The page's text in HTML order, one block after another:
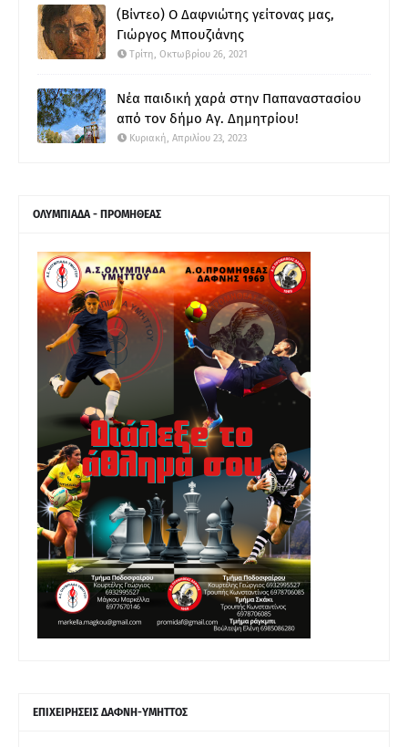
(Βίντεο) Ο Δαφνιώτης γείτονας μας,
Γιώργος Μπουζιάνης
Τρίτη, Οκτωβρίου 26, 2021
Νέα παιδική χαρά στην Παπαναστασίου
από τον δήμο Αγ. Δημητρίου!
Κυριακή, Απριλίου 23, 2023
ΟΛΥΜΠΙΑΔΑ - ΠΡΟΜΗΘΕΑΣ
ΕΠΙΧΕΙΡΗΣΕΙΣ ΔΑΦΝΗ-ΥΜΗΤΤΟΣ